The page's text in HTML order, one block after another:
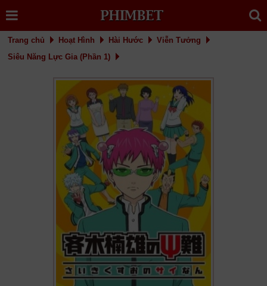
Trang chủ Hoạt Hình Hài Hước
Viễn Tưởng
Siêu Năng Lực Gia (Phần 1)